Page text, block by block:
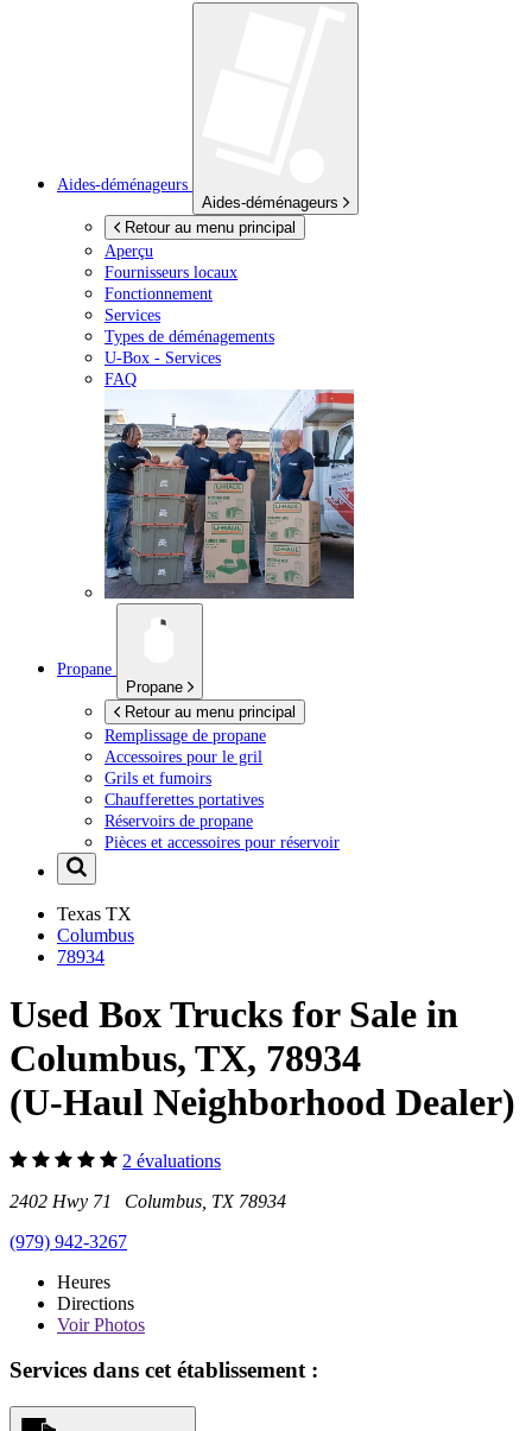
Aides-déménageurs
Aides-déménageurs
Retour au menu principal
Aperçu
Fournisseurs locaux
Fonctionnement
Services
Types de déménagements
U-Box - Services
FAQ
Propane
Propane
Retour au menu principal
Remplissage de propane
Accessoires pour le gril
Grils et fumoirs
Chaufferettes portatives
Réservoirs de propane
Pièces et accessoires pour réservoir
Texas TX
Columbus
78934
Used Box Trucks for Sale in
Columbus, TX, 78934
(U-Haul Neighborhood Dealer)
2 évaluations
2402 Hwy 71 Columbus, TX 78934
(979) 942-3267
Heures
Directions
VoirPhotos
Services dans cet établissement :